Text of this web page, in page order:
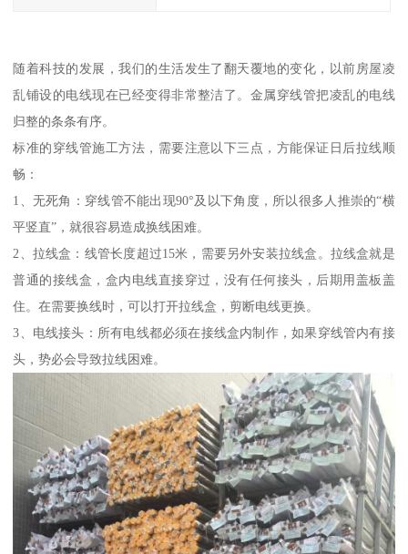
随着科技的发展，我们的生活发生了翻天覆地的变化，以前房屋凌
乱铺设的电线现在已经变得非常整洁了。金属穿线管把凌乱的电线
归整的条条有序。
标准的穿线管施工方法，需要注意以下三点，方能保证日后拉线顺
畅：
1、无死角：穿线管不能出现90°及以下角度，所以很多人推崇的“横
平竖直”，就很容易造成换线困难。
2、拉线盒：线管长度超过15米，需要另外安装拉线盒。拉线盒就是
普通的接线盒，盒内电线直接穿过，没有任何接头，后期用盖板盖
住。在需要换线时，可以打开拉线盒，剪断电线更换。
3、电线接头：所有电线都必须在接线盒内制作，如果穿线管内有接
头，势必会导致拉线困难。